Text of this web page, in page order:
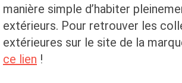
manière simple d’habiter
extérieurs. Pour retrouver les
extérieures sur le site de la
ce lien !